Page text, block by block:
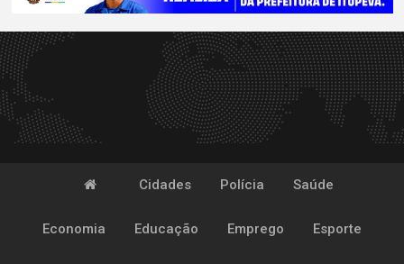
Cidades Polícia Saúde
Economia Educação Emprego Esporte